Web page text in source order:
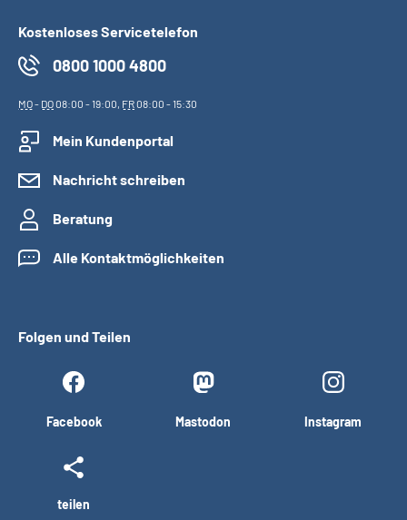
Kostenloses Servicetelefon
0800 1000 4800
MO- DO08:00 - 19:00, FR08:00 - 15:30
Mein Kundenportal
Nachricht schreiben
Beratung
Alle Kontaktmöglichkeiten
Folgen und Teilen
Facebook Mastodon Instagram
teilen